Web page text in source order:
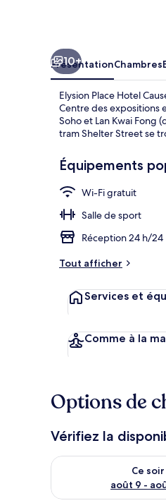
10+
PrésentationChambres
Elysion Place Hotel
Centre des expositions
Soho et Lan Kwai Fong
tram Shelter Street se
Équipements
Wi-Fi gratuit
Salle de sport
Réception 24 h/24
Tout afficher
Services et
Comme à la
Options de
Vérifiez la
Ce soir
août 9 -
Vérifier la disponibilité